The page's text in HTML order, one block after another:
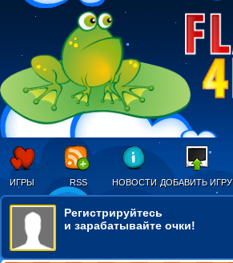
ИГРЫ RSS НОВОСТИ ДОБАВИТЬ ИГРУ
Регистрируйтесь
и зарабатывайте очки!